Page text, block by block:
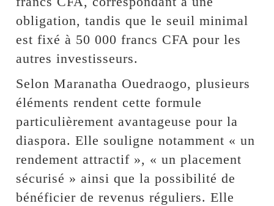
obligation, tandis que le seuil minimal
est fixé à 50 000 francs CFA pour les
autres investisseurs.
Selon Maranatha Ouedraogo, plusieurs
éléments rendent cette formule
particulièrement avantageuse pour la
diaspora. Elle souligne notamment « un
rendement attractif », « un placement
sécurisé » ainsi que la possibilité de
bénéficier de revenus réguliers. Elle